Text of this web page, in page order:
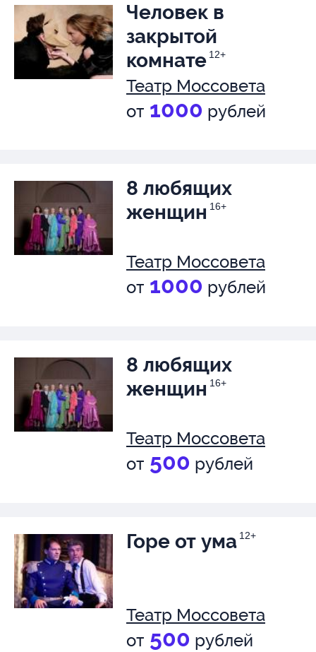
Человек в
закрытой
комнате 12+
Театр Моссовета
от 1000 рублей
8 любящих
женщин 16+
Театр Моссовета
от 1000 рублей
8 любящих
женщин 16+
Театр Моссовета
от 500 рублей
Горе от ума 12+
Театр Моссовета
от 500 рублей